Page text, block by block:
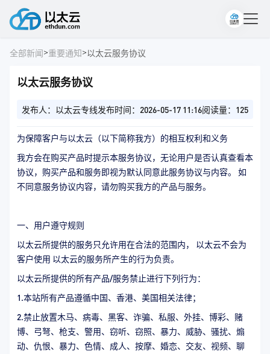
全部新闻>重要通知>以太云服务协议
以太云服务协议
发布人：以太云专线发布时间：2026-05-17 11:16阅读量：125
为保障客户与以太云（以下简称我方）的相互权利和义务
我方会在购买产品时提示本服务协议，无论用户是否认真查看本
协议，购买产品和服务即视为默认同意此服务协议与内容。 如
不同意服务协议内容，请勿购买我方的产品与服务。
一、用户遵守规则
以太云所提供的服务只允许用在合法的范围内， 以太云不会为
客户使用 以太云的服务所产生的行为负责。
以太云所提供的所有产品/服务禁止进行下列行为：
1.本站所有产品遵循中国、香港、美国相关法律；
2.禁止放置木马、病毒、黑客、诈骗、私服、外挂、博彩、赌
博、弓弩、枪支、警用、窃听、窃照、暴力、威胁、骚扰、煽
动、仇恨、暴力、色情、成人、按摩、婚恋、交友、视频、聊